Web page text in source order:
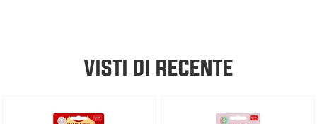
VISTI DI RECENTE